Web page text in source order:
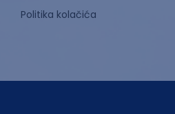
Politika kolačića